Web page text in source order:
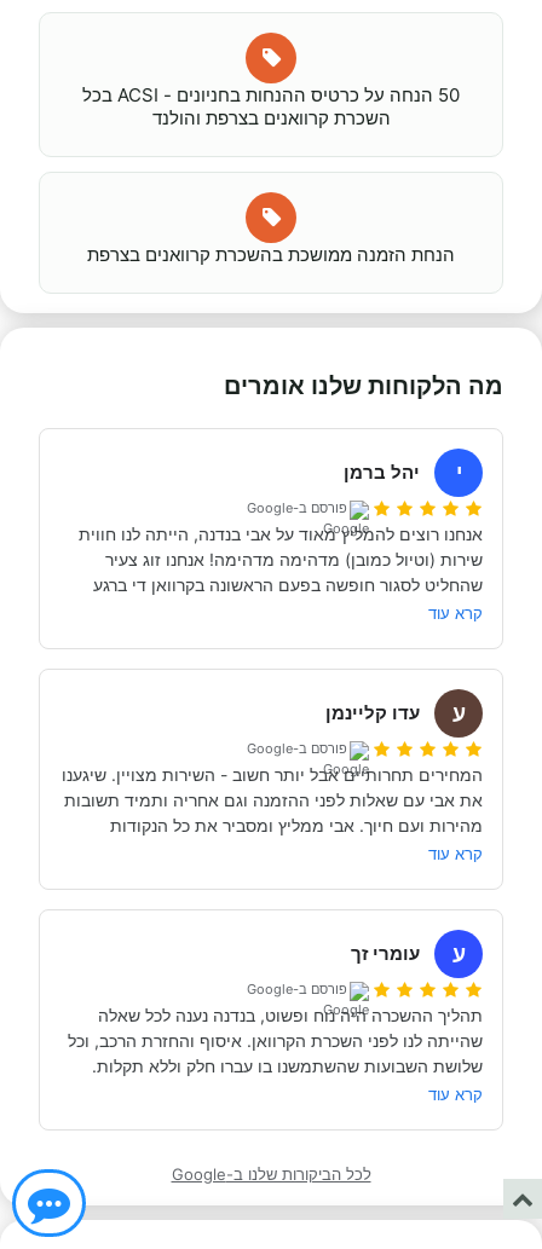
50 הנחה על כרטיס ההנחות בחניונים - ACSI בכל
השכרת קרוואנים בצרפת והולנד
הנחת הזמנה ממושכת בהשכרת קרוואנים בצרפת
מה הלקוחות שלנו אומרים
י יהל ברמן
פורסם ב-Google
היה זמין לכל שאלה, לפני ובמהלך השהות שלנו (וכמעט ולא
השכרנו את הקרוואן בדורטמונד, בגרמניה- קיבלנו את האוטו
תודה אבי!
קרא עוד
ע עדו קליינמן
פורסם ב-Google
קרא עוד
ע עומרי זך
פורסם ב-Google
מאוד מומלץ לכל מי שרוצה לעשות חופשה בקרוואן.
קרא עוד
לכל הביקורות שלנו ב-Google